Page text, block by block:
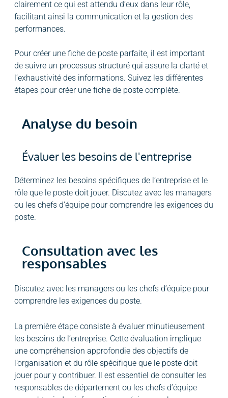
clairement ce qui est attendu d’eux dans leur rôle,
facilitant ainsi la communication et la gestion des
performances.
Pour créer une fiche de poste parfaite, il est important
de suivre un processus structuré qui assure la clarté et
l’exhaustivité des informations. Suivez les différentes
étapes pour créer une fiche de poste complète.
Analyse du besoin
Évaluer les besoins de l'entreprise
Déterminez les besoins spécifiques de l’entreprise et le
rôle que le poste doit jouer. Discutez avec les managers
ou les chefs d’équipe pour comprendre les exigences du
poste.
Consultation avec les
responsables
Discutez avec les managers ou les chefs d’équipe pour
comprendre les exigences du poste.
La première étape consiste à évaluer minutieusement
les besoins de l’entreprise. Cette évaluation implique
une compréhension approfondie des objectifs de
l’organisation et du rôle spécifique que le poste doit
jouer pour y contribuer. Il est essentiel de consulter les
responsables de département ou les chefs d’équipe